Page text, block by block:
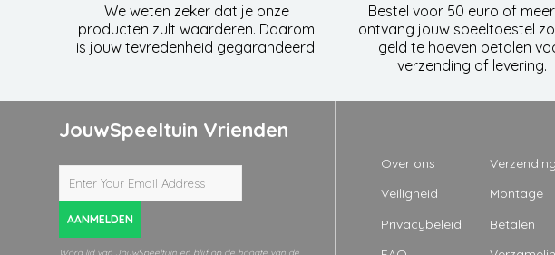
We weten zeker dat je onze
producten zult waarderen. Daarom
is jouw tevredenheid gegarandeerd.
Bestel voor 50 euro of
ontvang jouw speeltoestel
geld te hoeven betalen
verzending of levering.
JouwSpeeltuin Vrienden
AANMELDEN
Word lid van JouwSpeeltuin en blijf op de hoogte van de
Over ons
Verzending
Veiligheid
Montage
Privacybeleid
Betalen